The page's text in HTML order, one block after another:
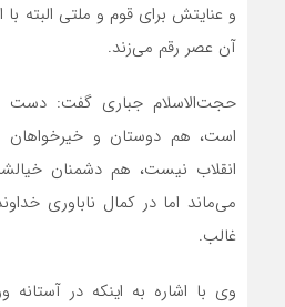
و عنایتش برای قوم و ملتی البته با
آن عصر رقم می‌زند.
حجت‌الاسلام جباری گفت: دست
است، هم دوستان و خیرخواهان
انقلاب نیست، هم دشمنان
می‌ماند اما در کمال ناباوری
غالب.
وی با اشاره به اینکه در آستانه